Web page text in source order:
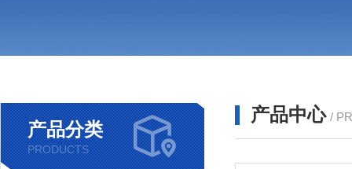
产品中心 /
产品分类
PRODUCTS